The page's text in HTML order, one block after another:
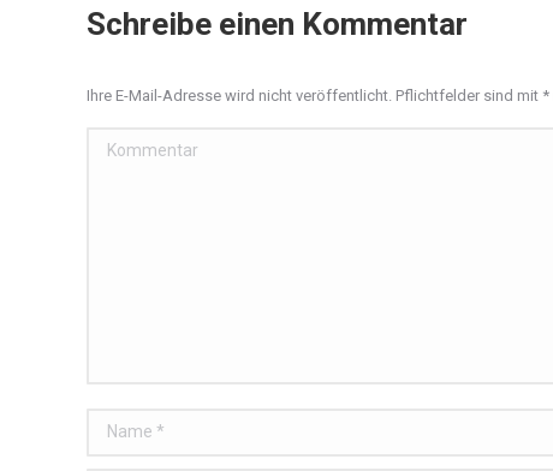
Schreibe einen Kommentar
Ihre E-Mail-Adresse wird nicht veröffentlicht. Pflichtfelder sind mit *
Kommentar
Name *